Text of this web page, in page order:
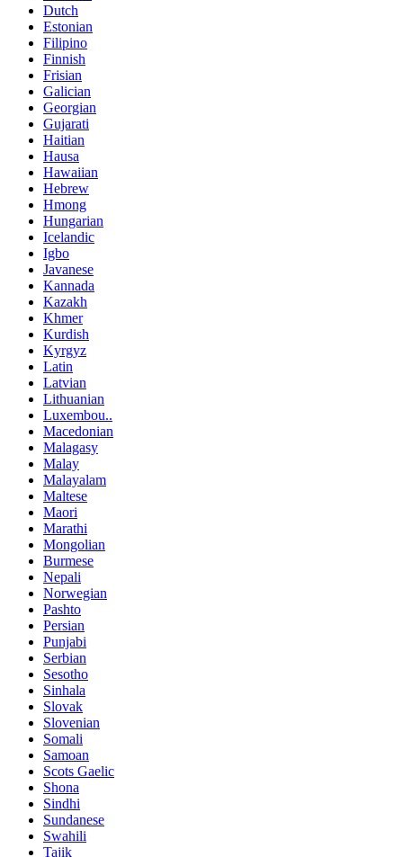
Dutch
Estonian
Filipino
Finnish
Frisian
Galician
Georgian
Gujarati
Haitian
Hausa
Hawaiian
Hebrew
Hmong
Hungarian
Icelandic
Igbo
Javanese
Kannada
Kazakh
Khmer
Kurdish
Kyrgyz
Latin
Latvian
Lithuanian
Luxembou..
Macedonian
Malagasy
Malay
Malayalam
Maltese
Maori
Marathi
Mongolian
Burmese
Nepali
Norwegian
Pashto
Persian
Punjabi
Serbian
Sesotho
Sinhala
Slovak
Slovenian
Somali
Samoan
Scots Gaelic
Shona
Sindhi
Sundanese
Swahili
Tajik